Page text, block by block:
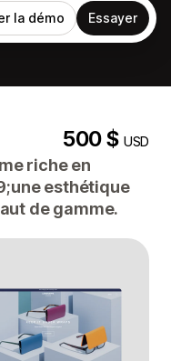
la démo Essayer
500 $USD
riche en
esthétique
de gamme.